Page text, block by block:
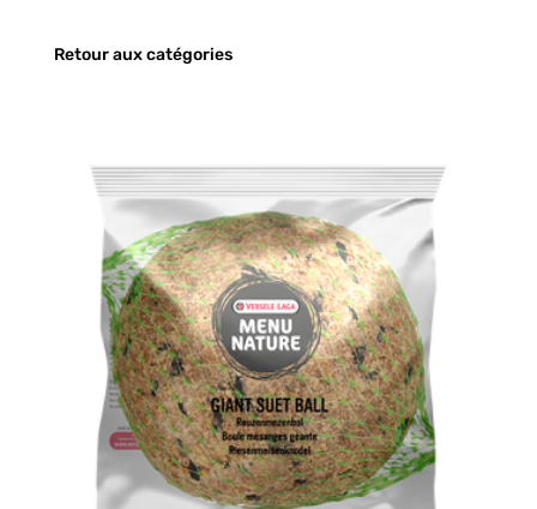
Retour aux catégories